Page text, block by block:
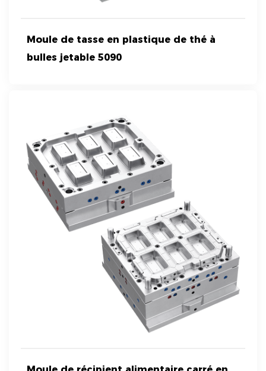
Moule de tasse en plastique de thé à
bulles jetable 5090